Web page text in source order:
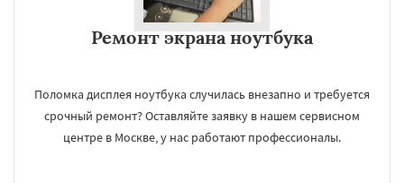
Ремонт экрана ноутбука
Поломка дисплея ноутбука случилась внезапно и требуется
срочный ремонт? Оставляйте заявку в нашем сервисном
центре в Москве, у нас работают профессионалы.